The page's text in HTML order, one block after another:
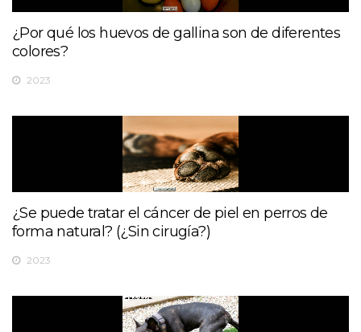
¿Por qué los huevos de gallina son de diferentes
colores?
2023
¿Se puede tratar el cáncer de piel en perros de
forma natural? (¿Sin cirugía?)
2023